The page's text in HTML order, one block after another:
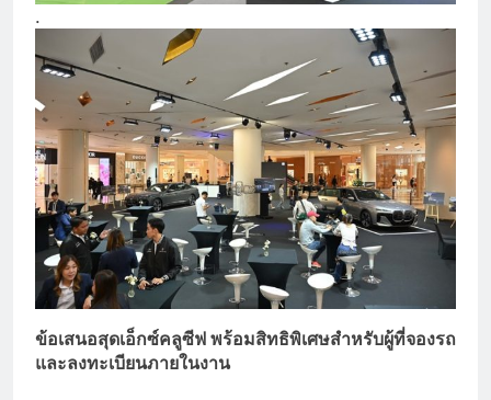
.
ข้อเสนอสุดเอ็กซ์คลูซีฟ พร้อมสิทธิพิเศษสำหรับผู้ที่จองรถ
และลงทะเบียนภายในงาน